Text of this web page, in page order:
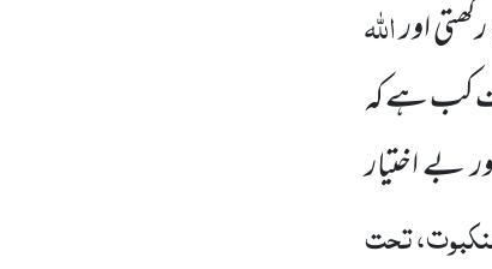
اوراللہ
کب ہے کہ
بے اختیار
تحت